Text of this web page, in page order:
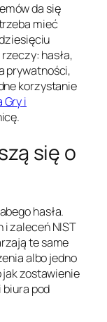
da się
mieć
hasła,
prywatności,
korzystanie
Gry i
się o
hasła.
i zaleceń NIST
te same
albo jedno
jak zostawienie
biura pod